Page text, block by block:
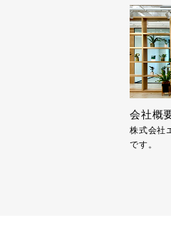
会社概
株式会社
です。